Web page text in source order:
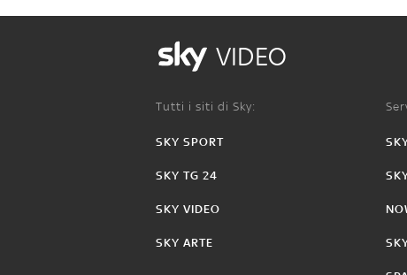
VIDEO
Tutti i siti di Sky:
SKY SPORT
SKY TG 24
SKY VIDEO
SKY ARTE